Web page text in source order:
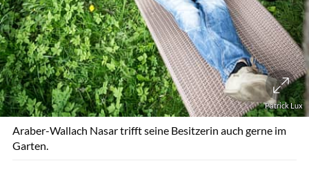
Patrick Lux
Araber-Wallach Nasar trifft seine Besitzerin auch gerne im
Garten.